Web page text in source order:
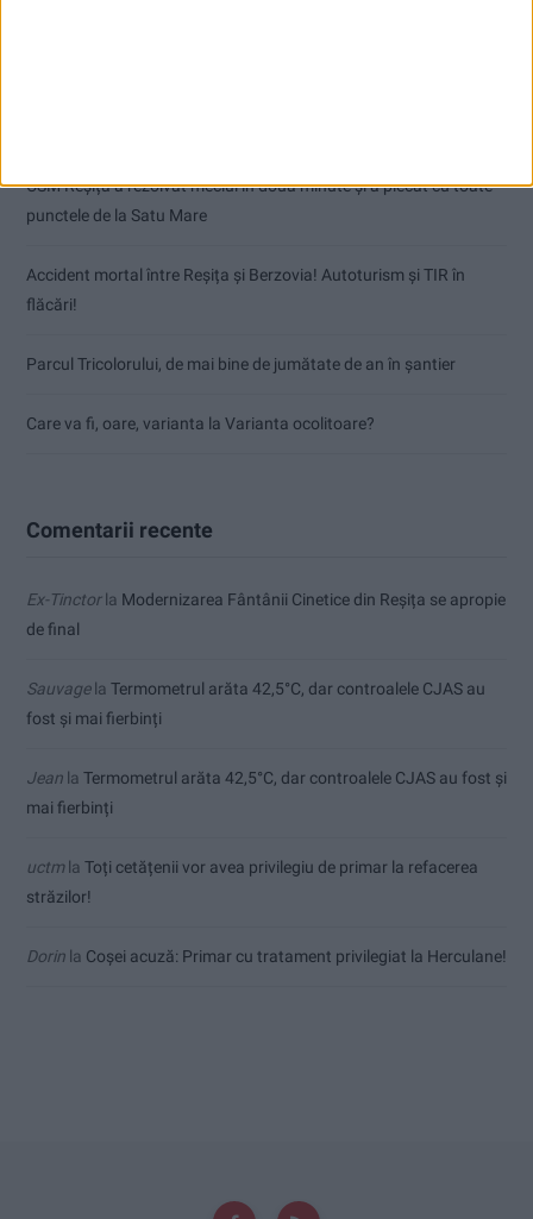
CSM Reșița a rezolvat meciul în două minute și a plecat cu toate
punctele de la Satu Mare
Accident mortal între Reșița și Berzovia! Autoturism și TIR în
flăcări!
Parcul Tricolorului, de mai bine de jumătate de an în șantier
Care va fi, oare, varianta la Varianta ocolitoare?
Comentarii recente
Ex-Tinctorla Modernizarea Fântânii Cinetice din Reșița se apropie
de final
Sauvagela Termometrul arăta 42,5°C, dar controalele CJAS au
fost și mai fierbinți
Jean la Termometrul arăta 42,5°C, dar controalele CJAS au fost și
mai fierbinți
uctmla Toți cetățenii vor avea privilegiu de primar la refacerea
străzilor!
Dorin la Coșei acuză: Primar cu tratament privilegiat la Herculane!